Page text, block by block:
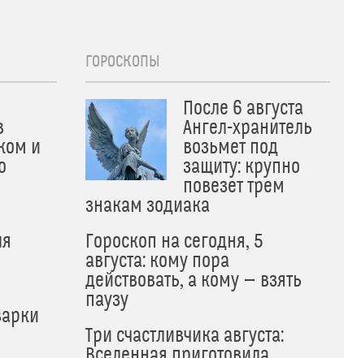
и
ГОРОСКОПЫ
После 6 августа
Ангел-хранитель
возьмет под
защиту: крупно
повезет трем
знакам зодиака
Гороскоп на сегодня, 5
августа: кому пора
действовать, а кому — взять
паузу
Три счастливчика августа: